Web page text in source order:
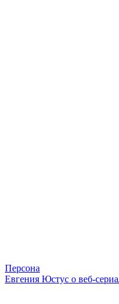
Персона
Евгения Юстус о веб-